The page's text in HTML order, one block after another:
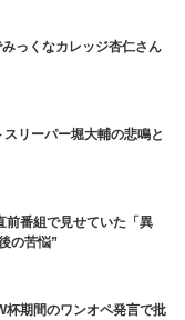
っくなカレッジ杏仁さん
リーパー堀大輔の悲鳴と
番組で見せていた「異
の苦悩”
杯期間のワンオペ発言で批